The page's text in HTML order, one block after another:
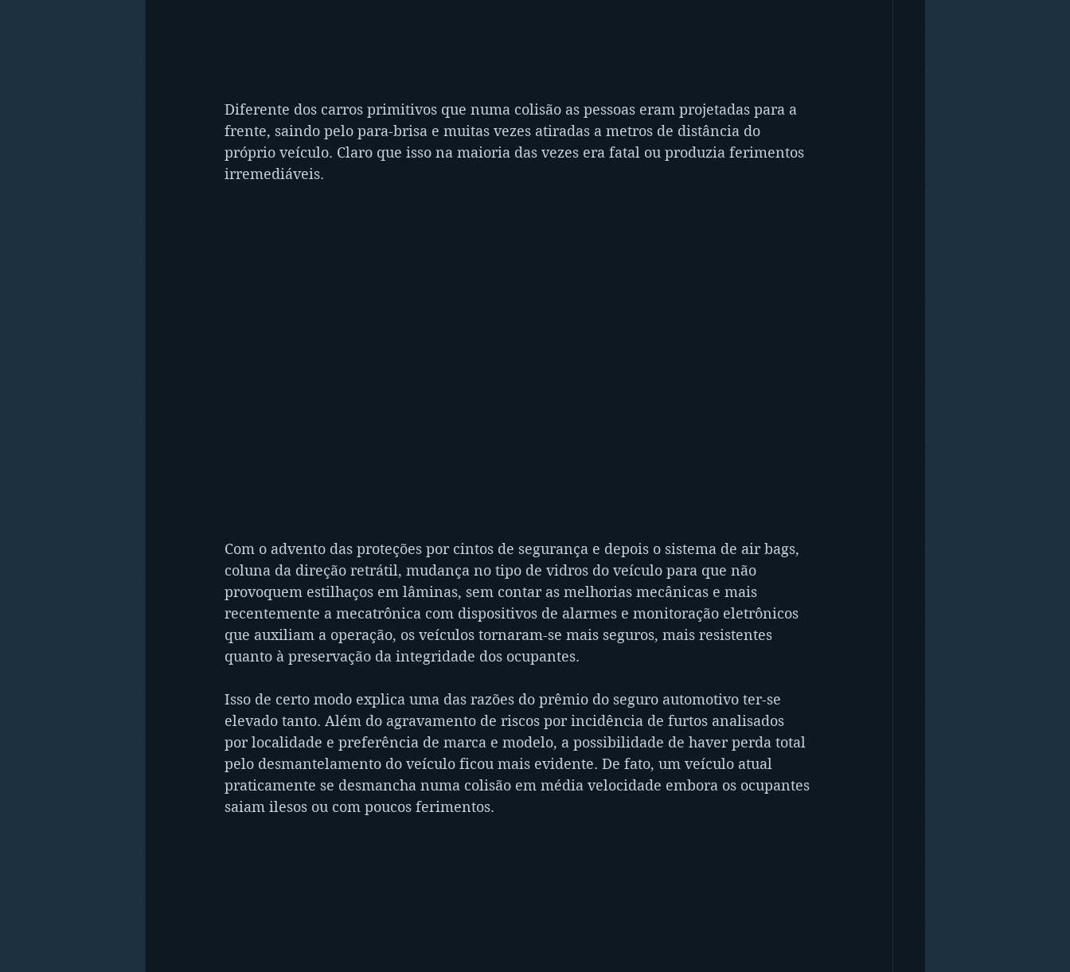
Diferente dos carros primitivos que numa colisão as pessoas eram projetadas para a
frente, saindo pelo para-brisa e muitas vezes atiradas a metros de distância do
próprio veículo. Claro que isso na maioria das vezes era fatal ou produzia ferimentos
irremediáveis.
Com o advento das proteções por cintos de segurança e depois o sistema de air bags,
coluna da direção retrátil, mudança no tipo de vidros do veículo para que não
provoquem estilhaços em lâminas, sem contar as melhorias mecânicas e mais
recentemente a mecatrônica com dispositivos de alarmes e monitoração eletrônicos
que auxiliam a operação, os veículos tornaram-se mais seguros, mais resistentes
quanto à preservação da integridade dos ocupantes.
Isso de certo modo explica uma das razões do prêmio do seguro automotivo ter-se
elevado tanto. Além do agravamento de riscos por incidência de furtos analisados
por localidade e preferência de marca e modelo, a possibilidade de haver perda total
pelo desmantelamento do veículo ficou mais evidente. De fato, um veículo atual
praticamente se desmancha numa colisão em média velocidade embora os ocupantes
saiam ilesos ou com poucos ferimentos.